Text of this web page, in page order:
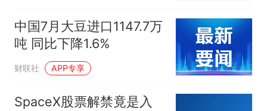
中国7月大豆进口1147.7万
吨 同比下降1.6%
财联社 APP专享
SpaceX股票解禁竟是入